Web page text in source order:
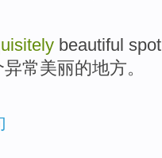
beautiful spot
异常美丽的地方。